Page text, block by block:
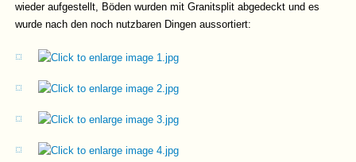
wieder aufgestellt, Böden wurden mit Granitsplit abgedeckt und es
wurde nach den noch nutzbaren Dingen aussortiert: